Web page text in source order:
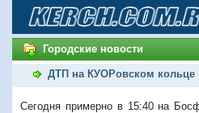
Городские новости
ДТП на КУОРовском кольце
Сегодня примерно в 15:40 на